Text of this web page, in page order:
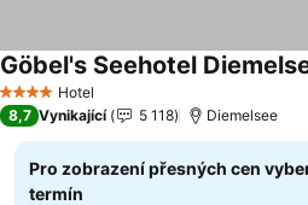
4 Počet hvězdiček
Hotel
Göbel's Seehotel
8,7 Vynikající 5 118 Diemelsee
Pro zobrazení přesných cen
termín